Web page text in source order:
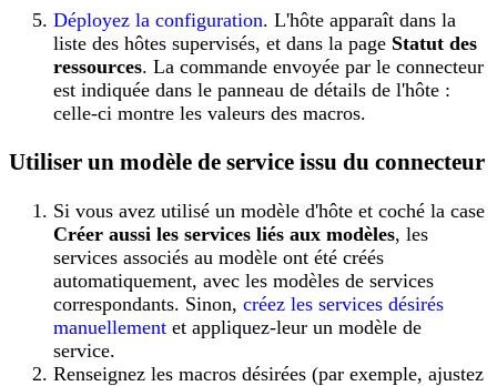
Déployez la configuration. L'hôte apparaît dans la
liste des hôtes supervisés, et dans la page Statut des
ressources. La commande envoyée par le connecteur
est indiquée dans le panneau de détails de l'hôte :
celle-ci montre les valeurs des macros.
Utiliser un modèle de service issu du connecteur
Si vous avez utilisé un modèle d'hôte et coché la case
Créer aussi les services liés aux modèles, les
services associés au modèle ont été créés
automatiquement, avec les modèles de services
correspondants. Sinon, créez les services désirés
manuellement et appliquez-leur un modèle de
service.
Renseignez les macros désirées (par exemple, ajustez